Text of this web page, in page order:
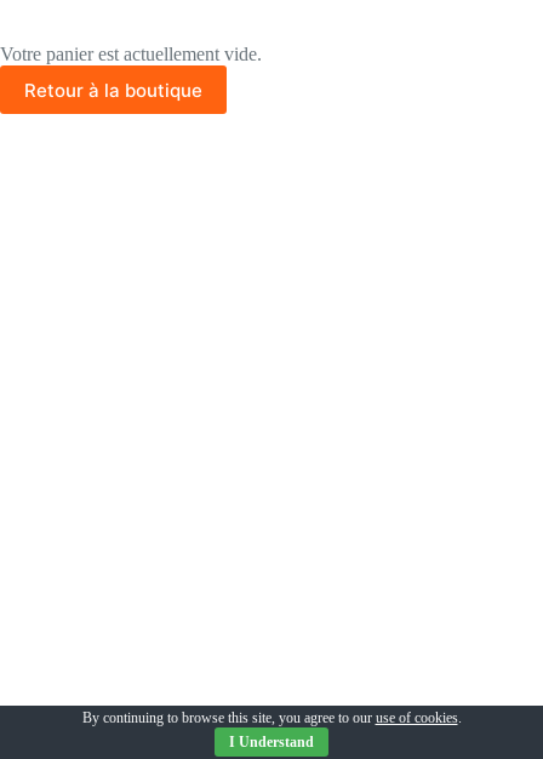
Votre panier est actuellement vide.
Retour à la boutique
Politique de confidentialité
By continuing to browse this site, you agree to our use of cookies.
I Understand